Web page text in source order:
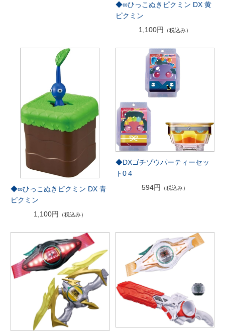
◆∞ひっこぬきピクミン DX 黄
ピクミン
1,100円
（税込み）
◆∞ひっこぬきピクミン DX 青
ピクミン
1,100円
（税込み）
◆DXゴチゾウパーティーセッ
ト0４
594円
（税込み）